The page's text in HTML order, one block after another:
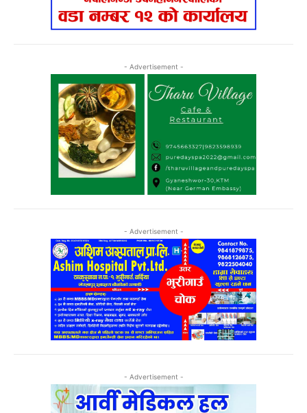
- Advertisement -
- Advertisement -
- Advertisement -